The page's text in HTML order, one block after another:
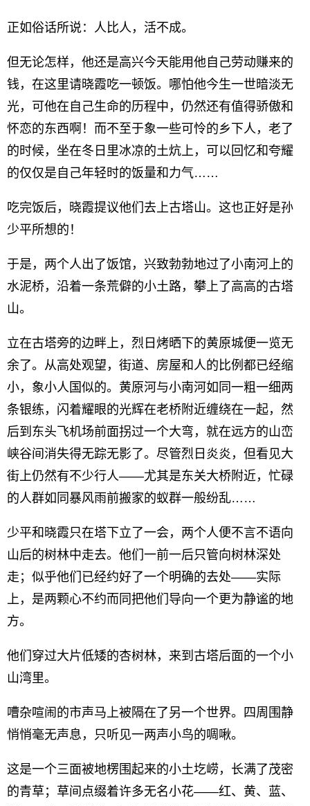
正如俗话所说：人比人，活不成。
但无论怎样，他还是高兴今天能用他自己劳动赚来的
钱，在这里请晓霞吃一顿饭。哪怕他今生一世暗淡无
光，可他在自己生命的历程中，仍然还有值得骄傲和
怀恋的东西啊！而不至于象一些可怜的乡下人，老了
的时候，坐在冬日里冰凉的土炕上，可以回忆和夸耀
的仅仅是自己年轻时的饭量和力气……
吃完饭后，晓霞提议他们去上古塔山。这也正好是孙
少平所想的！
于是，两个人出了饭馆，兴致勃勃地过了小南河上的
水泥桥，沿着一条荒僻的小土路，攀上了高高的古塔
山。
立在古塔旁的边畔上，烈日烤晒下的黄原城便一览无
余了。从高处观望，街道、房屋和人的比例都已经缩
小，象小人国似的。黄原河与小南河如同一粗一细两
条银练，闪着耀眼的光辉在老桥附近缠绕在一起，然
后到东头飞机场前面拐过一个大弯，就在远方的山峦
峡谷间消失得无踪无影了。尽管烈日炎炎，但看见大
街上仍然有不少行人——尤其是东关大桥附近，忙碌
的人群如同暴风雨前搬家的蚁群一般纷乱……
少平和晓霞只在塔下立了一会，两个人便不言不语向
山后的树林中走去。他们一前一后只管向树林深处
走；似乎他们已经约好了一个明确的去处——实际
上，是两颗心不约而同把他们导向一个更为静谧的地
方。
他们穿过大片低矮的杏树林，来到古塔后面的一个小
山湾里。
嘈杂喧闹的市声马上被隔在了另一个世界。四周围静
悄悄毫无声息，只听见一两声小鸟的啁啾。
这是一个三面被地楞围起来的小土圪崂，长满了茂密
的青草；草间点缀着许多无名小花——红、黄、蓝、